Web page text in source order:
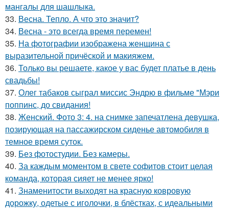
мангалы для шашлыка.
33. Весна. Тепло. А что это значит?
34. Весна - это всегда время перемен!
35. На фотографии изображена женщина с
выразительной причёской и макияжем.
36. Только вы решаете, какое у вас будет платье в день
свадьбы!
37. Олег табаков сыграл миссис Эндрю в фильме "Мэри
поппинс, до свидания!
38. Женский. Фото 3: 4. на снимке запечатлена девушка,
позирующая на пассажирском сиденье автомобиля в
темное время суток.
39. Без фотостудии. Без камеры.
40. За каждым моментом в свете софитов стоит целая
команда, которая сияет не менее ярко!
41. Знаменитости выходят на красную ковровую
дорожку, одетые с иголочки, в блёстках, с идеальными